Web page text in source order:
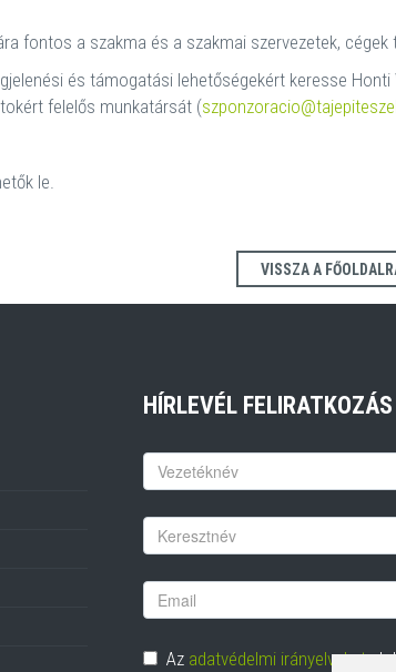
fontos a szakma és a szakmai szervezetek, cégek
és támogatási lehetőségekért keresse
felelős munkatársát (
le.
VISSZA A
HÍRLEVÉL FELIRATKOZÁS
Keresztnév
Vezetéknév
Email
cím
Adatvédelem
Az adatvédelmi irányelveket